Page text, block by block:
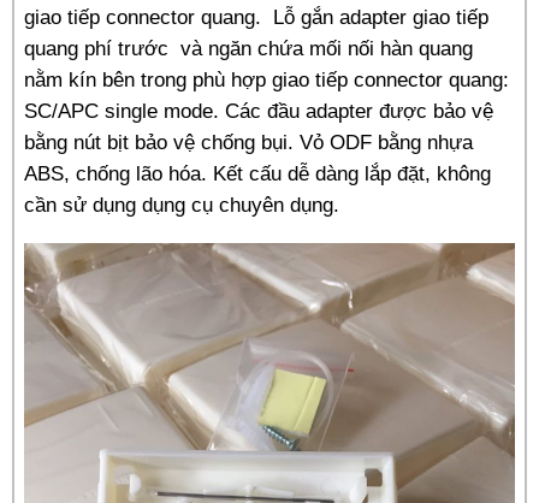
giao tiếp connector quang.
Lỗ gắn adapter giao tiếp
quang phí trước và ngăn chứa mối nối hàn quang
nằm kín bên trong phù hợp giao tiếp connector quang:
SC/APC single mode. Các đầu adapter được bảo vệ
bằng nút bịt bảo vệ chống bụi. Vỏ ODF bằng nhựa
ABS, chống lão hóa. Kết cấu dễ dàng lắp đặt, không
cần sử dụng dụng cụ chuyên dụng.